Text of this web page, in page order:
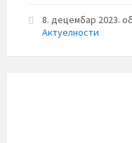
8. децембар 2023.
Актуелности